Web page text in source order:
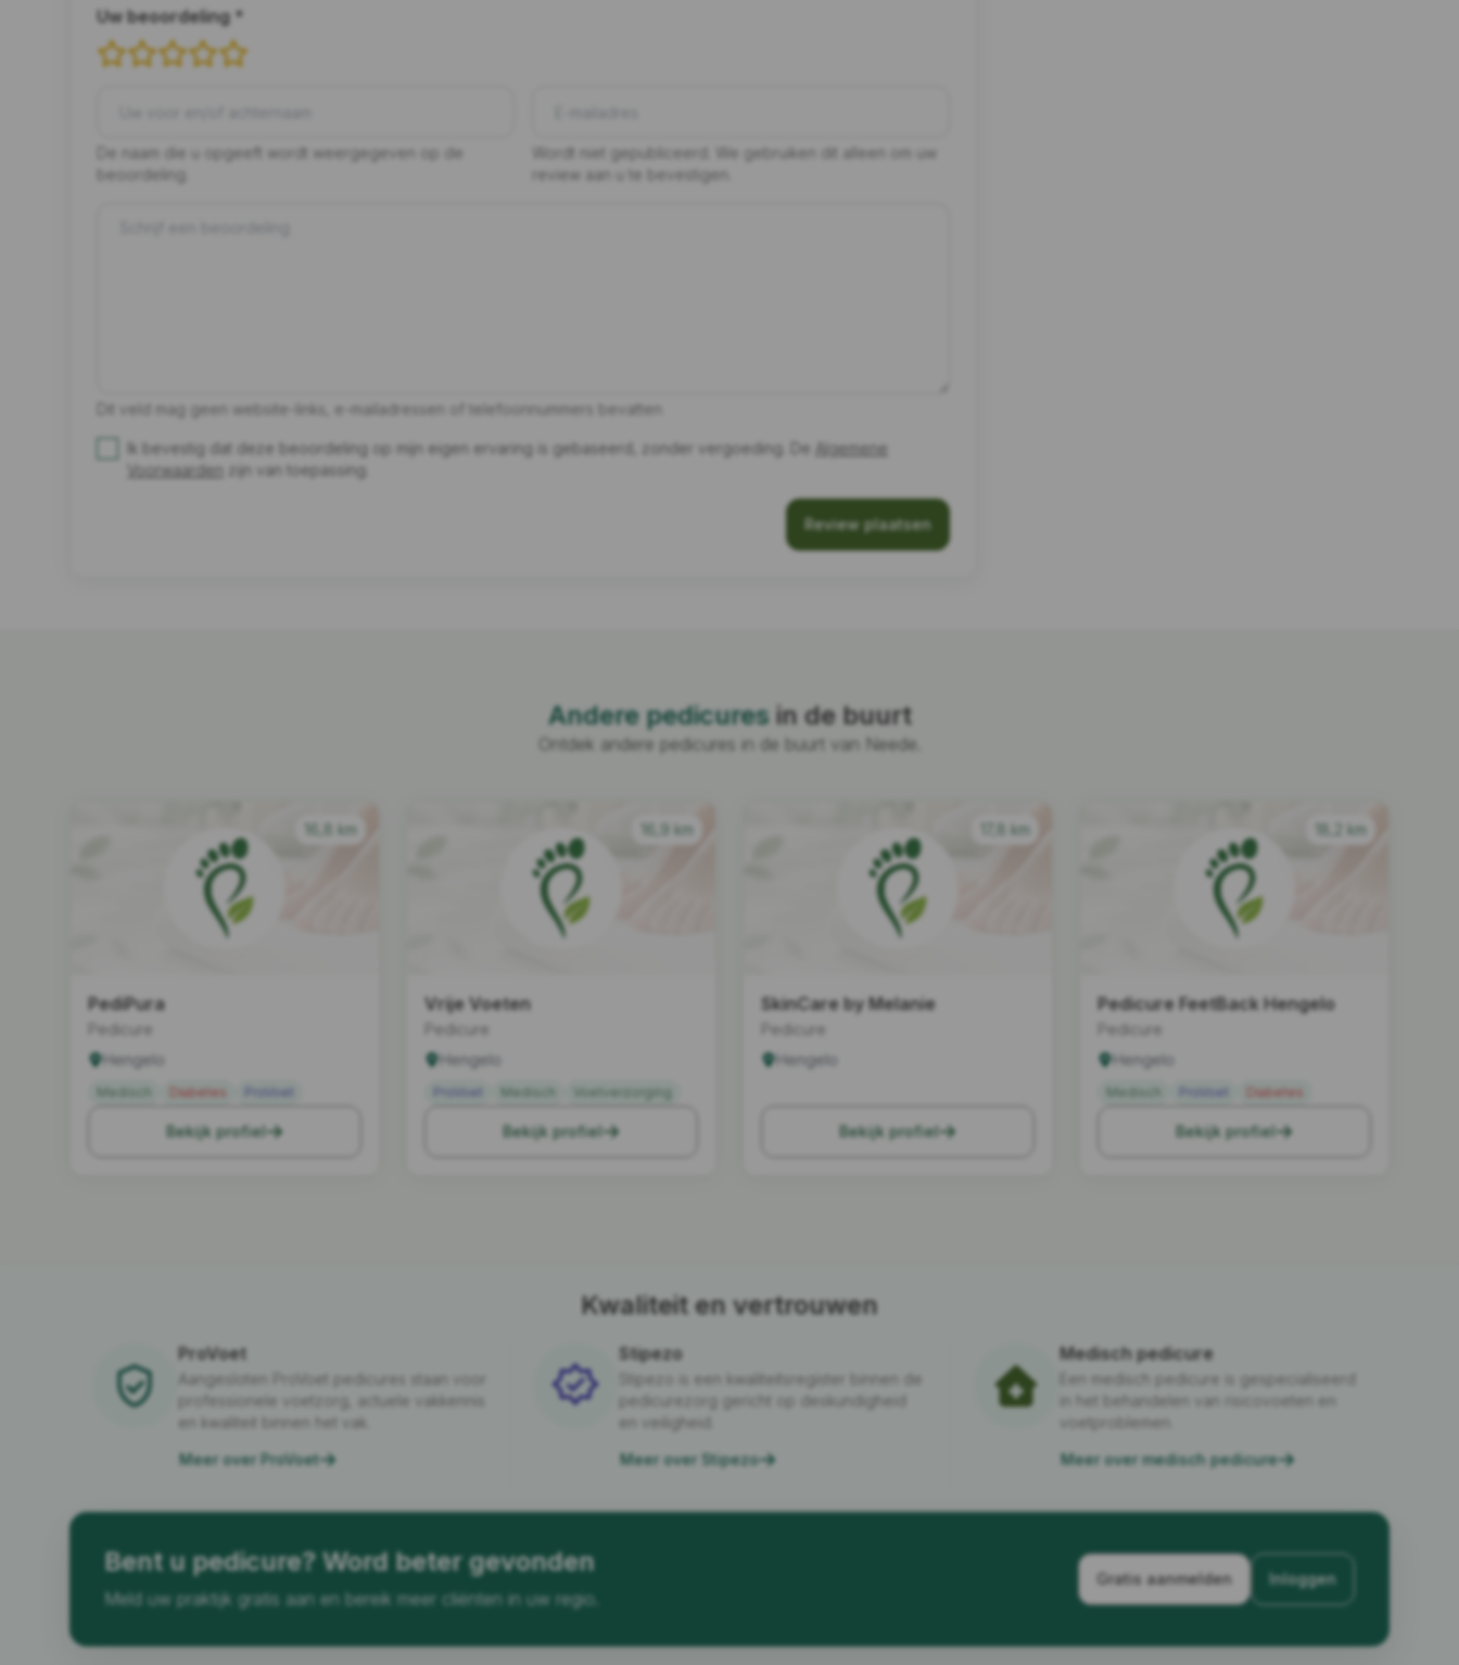
Uw beoordeling *
De naam die u opgeeft wordt weergegeven op de
beoordeling.
Wordt niet gepubliceerd. We gebruiken dit alleen om uw
review aan u te bevestigen.
Dit veld mag geen website-links, e-mailadressen of telefoonnummers bevatten
Ik bevestig dat deze beoordeling op mijn eigen ervaring is gebaseerd, zonder vergoeding. De
Algemene
Voorwaarden
zijn van toepassing.
Review plaatsen
Andere pedicuresin de buurt
Ontdek andere pedicures in de buurt van Neede.
PediPura
16,8 km
Pedicure
Hengelo
Medisch Diabetes ProVoet
Bekijk profiel
Vrije Voeten
16,9 km
Pedicure
Hengelo
ProVoet Medisch Voetverzorging
Bekijk profiel
SkinCare by Melanie
17,8 km
Pedicure
Hengelo
Bekijk profiel
Pedicure FeetBack Hengelo
18,2 km
Pedicure
Hengelo
Medisch ProVoet Diabetes
Bekijk profiel
Kwaliteit en vertrouwen
ProVoet
Aangesloten ProVoet pedicures staan voor
professionele voetzorg, actuele vakkennis
en kwaliteit binnen het vak.
Meer over ProVoet
Stipezo
Stipezo is een kwaliteitsregister binnen de
pedicurezorg gericht op deskundigheid
en veiligheid.
Meer over Stipezo
Medisch pedicure
Een medisch pedicure is gespecialiseerd
in het behandelen van risicovoeten en
voetproblemen.
Meer over medisch pedicure
Bent u pedicure? Word beter gevonden
Meld uw praktijk gratis aan en bereik meer cliënten in uw regio.
Gratis aanmelden Inloggen